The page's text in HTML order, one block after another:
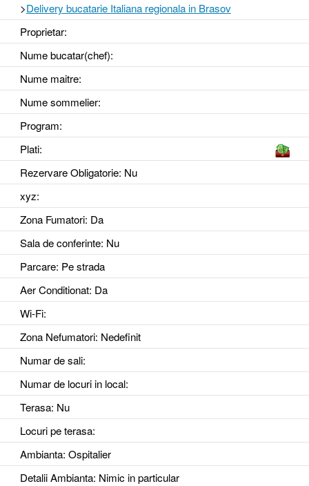
>Delivery bucatarie Italiana regionala in Brasov
Proprietar:
Nume bucatar(chef):
Nume maitre:
Nume sommelier:
Program:
Plati:
Rezervare Obligatorie: Nu
xyz:
Zona Fumatori: Da
Sala de conferinte: Nu
Parcare: Pe strada
Aer Conditionat: Da
Wi-Fi:
Zona Nefumatori: Nedefinit
Numar de sali:
Numar de locuri in local:
Terasa: Nu
Locuri pe terasa:
Ambianta: Ospitalier
Detalii Ambianta: Nimic in particular